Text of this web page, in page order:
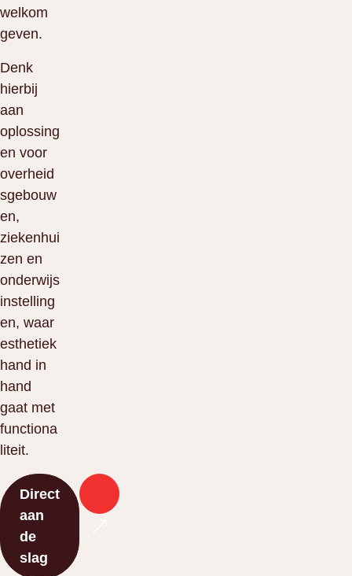
welkom
geven.
Denk
hierbij
aan
oplossing
en voor
overheid
sgebouw
en,
ziekenhui
zen en
onderwijs
instelling
en, waar
esthetiek
hand in
hand
gaat met
functiona
liteit.
Direct
aan
de
slag